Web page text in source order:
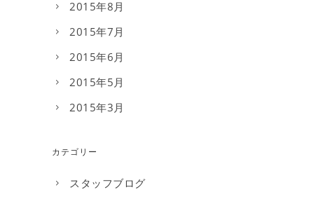
2015年8月
2015年7月
2015年6月
2015年5月
2015年3月
カテゴリー
スタッフブログ